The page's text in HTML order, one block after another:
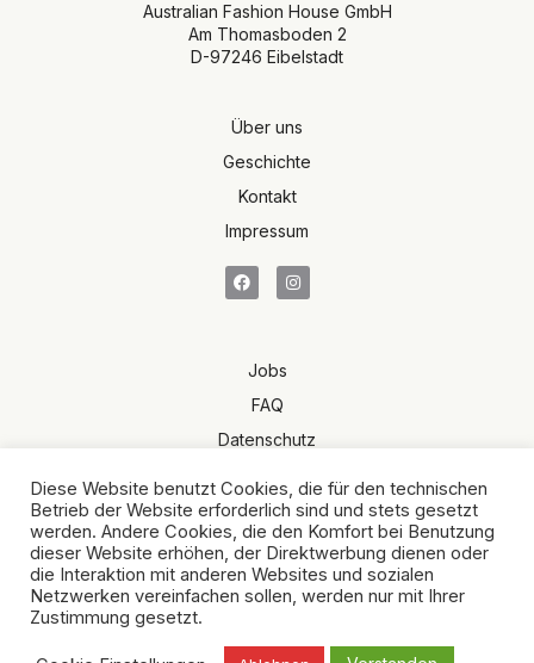
Australian Fashion House GmbH
Am Thomasboden 2
D-97246 Eibelstadt
Über uns
Geschichte
Kontakt
Impressum
Jobs
FAQ
Datenschutz
AGB
Diese Website benutzt Cookies, die für den technischen
Betrieb der Website erforderlich sind und stets gesetzt
werden. Andere Cookies, die den Komfort bei Benutzung
dieser Website erhöhen, der Direktwerbung dienen oder
die Interaktion mit anderen Websites und sozialen
Netzwerken vereinfachen sollen, werden nur mit Ihrer
Zustimmung gesetzt.